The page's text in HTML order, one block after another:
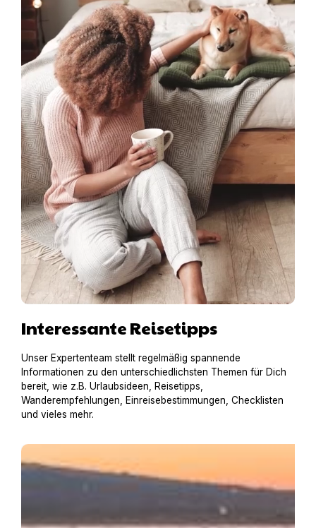
Interessante Reisetipps
Unser Expertenteam stellt regelmäßig spannende
Informationen zu den unterschiedlichsten Themen für Dich
bereit, wie z.B. Urlaubsideen, Reisetipps,
Wanderempfehlungen, Einreisebestimmungen, Checklisten
und vieles mehr.
Baden mit Hund